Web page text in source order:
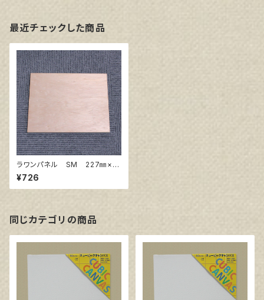
最近チェックした商品
ラワンパネル SM 227㎜×15
8㎜
¥726
同じカテゴリの商品